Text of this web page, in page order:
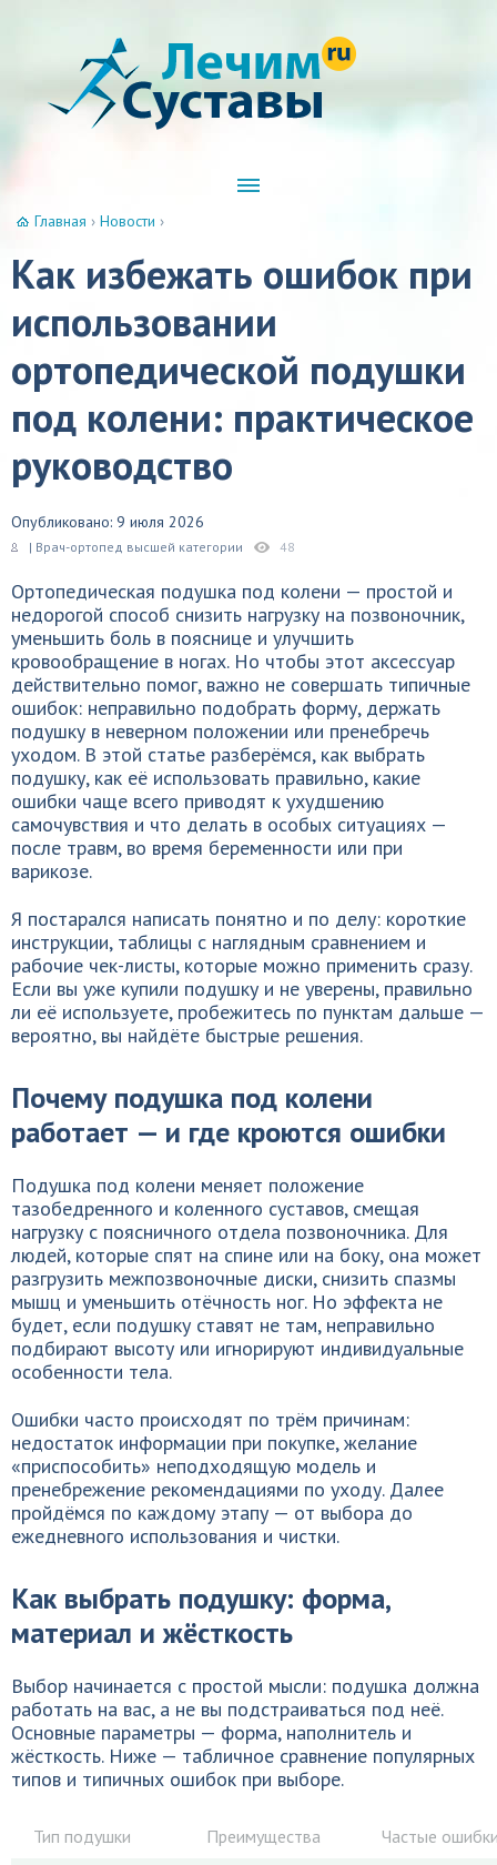
Главная › Новости ›
Как избежать ошибок при
использовании
ортопедической подушки
под колени: практическое
руководство
Опубликовано: 9 июля 2026
| Врач-ортопед высшей категории 48
Ортопедическая подушка под колени — простой и
недорогой способ снизить нагрузку на позвоночник,
уменьшить боль в пояснице и улучшить
кровообращение в ногах. Но чтобы этот аксессуар
действительно помог, важно не совершать типичные
ошибок: неправильно подобрать форму, держать
подушку в неверном положении или пренебречь
уходом. В этой статье разберёмся, как выбрать
подушку, как её использовать правильно, какие
ошибки чаще всего приводят к ухудшению
самочувствия и что делать в особых ситуациях —
после травм, во время беременности или при
варикозе.
Я постарался написать понятно и по делу: короткие
инструкции, таблицы с наглядным сравнением и
рабочие чек-листы, которые можно применить сразу.
Если вы уже купили подушку и не уверены, правильно
ли её используете, пробежитесь по пунктам дальше —
вероятно, вы найдёте быстрые решения.
Почему подушка под колени
работает — и где кроются ошибки
Подушка под колени меняет положение
тазобедренного и коленного суставов, смещая
нагрузку с поясничного отдела позвоночника. Для
людей, которые спят на спине или на боку, она может
разгрузить межпозвоночные диски, снизить спазмы
мышц и уменьшить отёчность ног. Но эффекта не
будет, если подушку ставят не там, неправильно
подбирают высоту или игнорируют индивидуальные
особенности тела.
Ошибки часто происходят по трём причинам:
недостаток информации при покупке, желание
«приспособить» неподходящую модель и
пренебрежение рекомендациями по уходу. Далее
пройдёмся по каждому этапу — от выбора до
ежедневного использования и чистки.
Как выбрать подушку: форма,
материал и жёсткость
Выбор начинается с простой мысли: подушка должна
работать на вас, а не вы подстраиваться под неё.
Основные параметры — форма, наполнитель и
жёсткость. Ниже — табличное сравнение популярных
типов и типичных ошибок при выборе.
Тип подушки Преимущества
Частые